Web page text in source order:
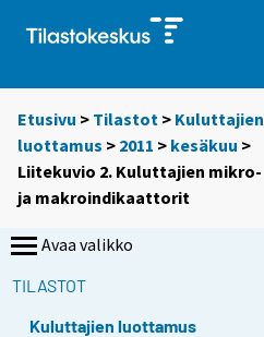
Etusivu > Tilastot > Kuluttajien
luottamus > 2011 > kesäkuu >
Liitekuvio 2. Kuluttajien mikro-
ja makroindikaattorit
Avaa valikko
TILASTOT
Kuluttajien luottamus